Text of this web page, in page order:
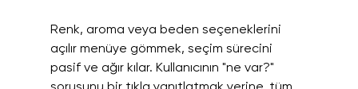
Renk, aroma veya beden seçeneklerini
açılır menüye gömmek, seçim sürecini
pasif ve ağır kılar. Kullanıcının "ne var?"